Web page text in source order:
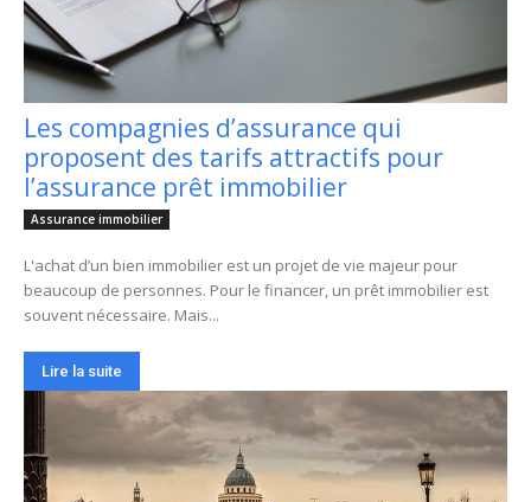
Les compagnies d’assurance qui
proposent des tarifs attractifs pour
l’assurance prêt immobilier
Assurance immobilier
L'achat d’un bien immobilier est un projet de vie majeur pour
beaucoup de personnes. Pour le financer, un prêt immobilier est
souvent nécessaire. Mais...
Lire la suite